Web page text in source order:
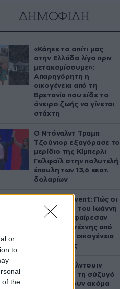
or
to
of the
ΔΗΜΟΦΙΛΗ
«Κάηκε το σπίτι μας
στην Ελλάδα λίγο πριν
μετακομίσουμε»:
Απαρηγόρητη η
οικογένεια από τη
Βρετανία που είδε το
όνειρο ζωής να γίνεται
στάχτη
Ο Ντόναλντ Τραμπ
Τζούνιορ εξαγόρασε το
μερίδιο της Κίμπερλι
Γκίλφοϊλ στην πολυτελή
έπαυλη των 13,6 εκατ.
δολαρίων
Παλάτι Marivent: Πώς οι
κληρονόμοι του Ιωάννη
Σαριδάκη αφαίρεσαν
1.300 έργα τέχνης από
τη βασιλική οικογένεια
της Ισπανίας
Ο Άλεκ Μπάλντουιν
ζήτησε από τη σύζυγό
του να κάνουν ακόμα